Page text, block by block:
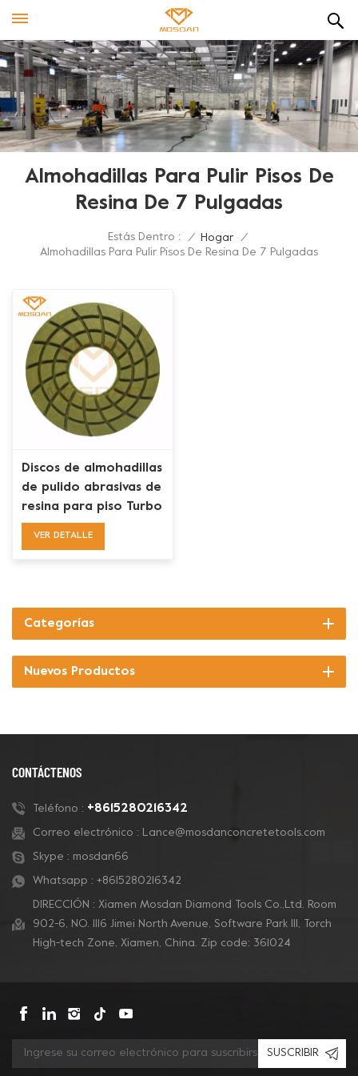
Almohadillas Para Pulir Pisos De
Resina De 7 Pulgadas
Estás Dentro : / Hogar
/
Almohadillas Para Pulir Pisos De Resina De 7 Pulgadas
Discos de almohadillas
de pulido abrasivas de
resina para piso Turbo
de 7 pulgadas y 180
VER DETALLE
Categorías
Nuevos Productos
CONTÁCTENOS
Teléfono : +8615280216342
Correo electrónico : Lance@mosdanconcretetools.com
Skype : mosdan66
Whatsapp : +8615280216342
DIRECCIÓN : Xiamen Mosdan Diamond Tools Co.,Ltd. Room
902-6, NO. 1116 Jimei North Avenue, Software Park Ill, Torch
High-tech Zone, Xiamen, China. Zip code: 361024
SUSCRIBIR